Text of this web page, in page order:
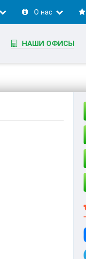
О нас
НАШИ ОФИСЫ